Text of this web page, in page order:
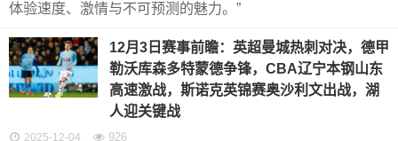
体验速度、激情与不可预测的魅力。”
12月3日赛事前瞻：英超曼城热刺对决，德甲
勒沃库森多特蒙德争锋，CBA辽宁本钢山东
高速激战，斯诺克英锦赛奥沙利文出战，湖
人迎关键战
2025-12-04 926